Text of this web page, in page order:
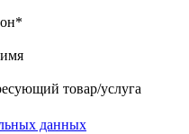
*
товар/услуга
данных